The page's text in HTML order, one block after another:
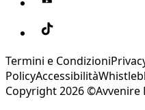
Termini e Condizioni
PolicyAccessibilità
Copyright 2026 ©Avvenire